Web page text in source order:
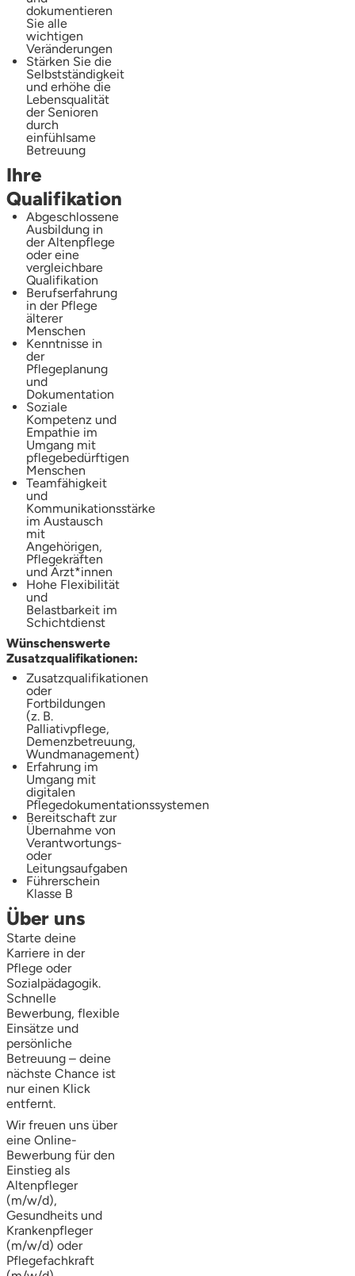
dokumentieren
Sie alle
wichtigen
Veränderungen
Stärken Sie die
Selbstständigkeit
und erhöhe die
Lebensqualität
der Senioren
durch
einfühlsame
Betreuung
Ihre
Qualifikation
Abgeschlossene
Ausbildung in
der Altenpflege
oder eine
vergleichbare
Qualifikation
Berufserfahrung
in der Pflege
älterer
Menschen
Kenntnisse in
der
Pflegeplanung
und
Dokumentation
Soziale
Kompetenz und
Empathie im
Umgang mit
pflegebedürftigen
Menschen
Teamfähigkeit
und
Kommunikationsstärke
im Austausch
mit
Angehörigen,
Pflegekräften
und Ärzt*innen
Hohe Flexibilität
und
Belastbarkeit im
Schichtdienst
Wünschenswerte
Zusatzqualifikationen:
Zusatzqualifikationen
oder
Fortbildungen
(z. B.
Palliativpflege,
Demenzbetreuung,
Wundmanagement)
Erfahrung im
Umgang mit
digitalen
Pflegedokumentationssystemen
Bereitschaft zur
Übernahme von
Verantwortungs-
oder
Leitungsaufgaben
Führerschein
Klasse B
Über uns
Starte deine
Karriere in der
Pflege oder
Sozialpädagogik.
Schnelle
Bewerbung, flexible
Einsätze und
persönliche
Betreuung – deine
nächste Chance ist
nur einen Klick
entfernt.
Wir freuen uns über
eine Online-
Bewerbung für den
Einstieg als
Altenpfleger
(m/w/d),
Gesundheits und
Krankenpfleger
(m/w/d) oder
Pflegefachkraft